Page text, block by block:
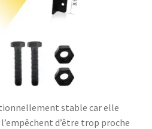
stable car elle
d’être trop proche